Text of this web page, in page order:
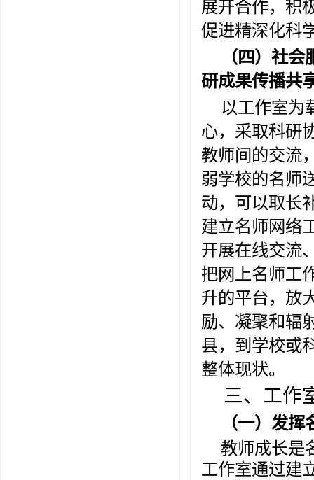
展开合作，积
促进精深化科
（四）社
研成果传播共
以工作室为
心，采取科研
教师间的交流
弱学校的名师
动，可以取长
建立名师网络
开展在线交流
把网上名师工
升的平台，放
励、凝聚和辐
县，到学校或
整体现状。
三、工作
（一）发
教师成长是
工作室通过建